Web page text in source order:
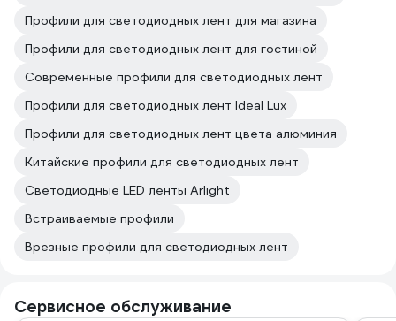
Профили для светодиодных лент для магазина
Профили для светодиодных лент для гостиной
Современные профили для светодиодных лент
Профили для светодиодных лент Ideal Lux
Профили для светодиодных лент цвета алюминия
Китайские профили для светодиодных лент
Светодиодные LED ленты Arlight
Встраиваемые профили
Врезные профили для светодиодных лент
Сервисное обслуживание